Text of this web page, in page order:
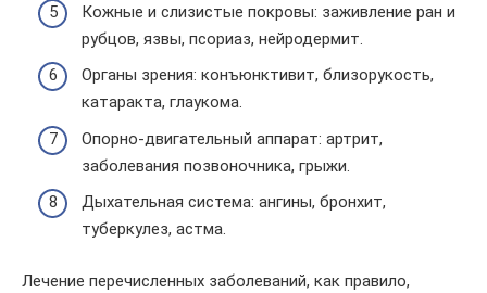
Кожные и слизистые покровы: заживление ран и
рубцов, язвы, псориаз, нейродермит.
Органы зрения: конъюнктивит, близорукость,
катаракта, глаукома.
Опорно-двигательный аппарат: артрит,
заболевания позвоночника, грыжи.
Дыхательная система: ангины, бронхит,
туберкулез, астма.
Лечение перечисленных заболеваний, как правило,